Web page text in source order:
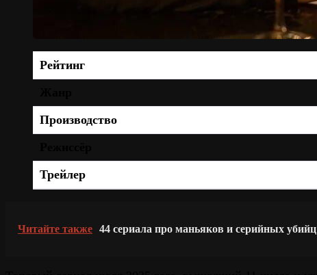
Рейтинг
Производство
Трейлер
Читайте также 44 сериала про маньяков и серийных убийц